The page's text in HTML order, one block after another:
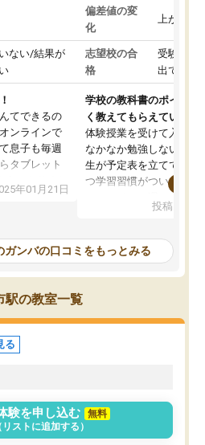
ない/結果が
てできるの
ンラインで
息子も毎週
タブレット
うになりまし
もとても気
平均点以上の
と1年受験ま
を使用しな
ます！
年01月21日
偏差値の変
化
上がった
志望校の合
格
受験して
出ていな
学校の教科書のポイント
く教えてもらえている
体験授業を受けて入塾し
なかなか勉強しない息子
生が予定表を立ててくれ
つ学習習慣がついてきま
指導が無い日も予定表
問できるのでとても助か
投稿日：
ガンバの口コミをもっとみる
駅の教室一覧
る
験を申し込む
無料
リストに追加する）